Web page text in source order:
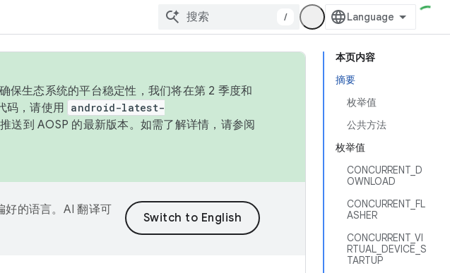
/
本页内容
摘要
枚举值
公共方法
枚举值
CONCURRENT_D
OWNLOAD
CONCURRENT_FL
ASHER
CONCURRENT_VI
RTUAL_DEVICE_S
TARTUP
保生态系统的平台稳定性，我们将在第 2 季度和
码，请使用 android-latest-
送到 AOSP 的最新版本。如需了解详情，请参阅
好的语言。AI 翻译可